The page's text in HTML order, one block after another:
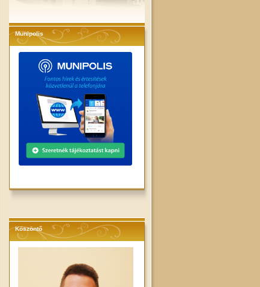
Munipolis
Köszöntő